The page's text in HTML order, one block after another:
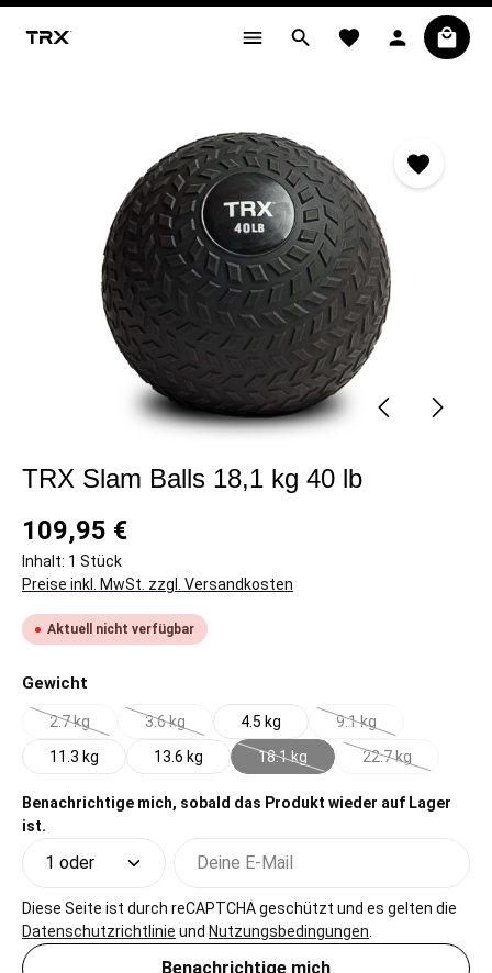
springen
TRX Slam Balls 18,1 kg 40 lb
109,95 €
Inhalt: 1 Stück
Preise inkl. MwSt. zzgl. Versandkosten
Aktuell nicht verfügbar
Gewicht
2.7 kg
(Diese Option ist zurzeit nicht verfügbar.)
3.6 kg
(Diese Option ist zurzeit nicht verfügbar.)
4.5 kg 9.1 kg
(Diese Option ist
11.3 kg 13.6 kg 18.1 kg
(Diese Option ist zurzeit nicht
22.7 kg
(Diese Option
Benachrichtige mich, sobald das Produkt wieder auf Lager
ist.
Diese Seite ist durch reCAPTCHA geschützt und es gelten die
Datenschutzrichtlinie und Nutzungsbedingungen
Benachrichtige mich